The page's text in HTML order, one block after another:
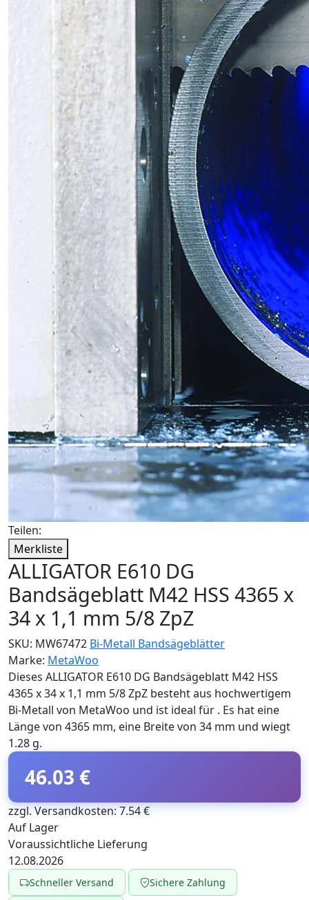
Teilen:
Merkliste
ALLIGATOR E610 DG
Bandsägeblatt M42 HSS 4365 x
34 x 1,1 mm 5/8 ZpZ
SKU: MW67472 Bi-Metall Bandsägeblätter
Marke: MetaWoo
Dieses ALLIGATOR E610 DG Bandsägeblatt M42 HSS
4365 x 34 x 1,1 mm 5/8 ZpZ besteht aus hochwertigem
Bi-Metall von MetaWoo und ist ideal für . Es hat eine
Länge von 4365 mm, eine Breite von 34 mm und wiegt
1.28 g.
46.03 €
zzgl. Versandkosten: 7.54 €
Auf Lager
Voraussichtliche Lieferung
12.08.2026
Schneller Versand Sichere Zahlung